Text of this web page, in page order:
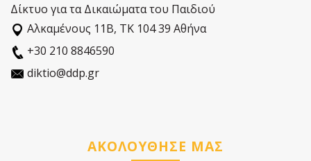
Δίκτυο για τα Δικαιώματα του Παιδιού
Αλκαµένους 11Β, ΤΚ 104 39 Αθήνα
+30 210 8846590
diktio@ddp.gr
ΑΚΟΛΟΥΘΗΣΕ ΜΑΣ